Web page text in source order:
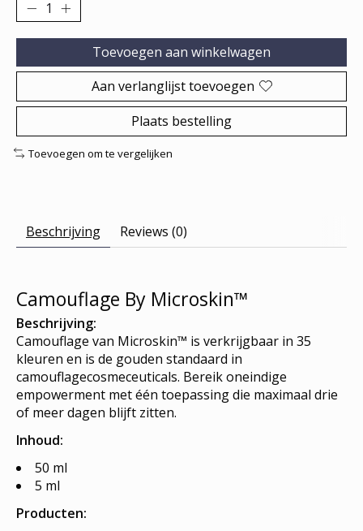
Toevoegen aan winkelwagen
Aan verlanglijst toevoegen
Plaats bestelling
Toevoegen om te vergelijken
Beschrijving Reviews (0)
Camouflage By Microskin™
Beschrijving:
Camouflage van Microskin™ is verkrijgbaar in 35
kleuren en is de gouden standaard in
camouflagecosmeceuticals. Bereik oneindige
empowerment met één toepassing die maximaal drie
of meer dagen blijft zitten.
Inhoud:
50 ml
5 ml
Producten: